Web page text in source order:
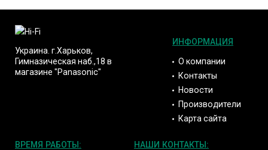
Украина. г.Харьков,
Гимназическая наб.,18 в
магазине "Panasonic"
ИНФОРМАЦИЯ
О компании
Контакты
Новости
Производители
Карта сайта
ВРЕМЯ РАБОТЫ: НАШИ КОНТАКТЫ: